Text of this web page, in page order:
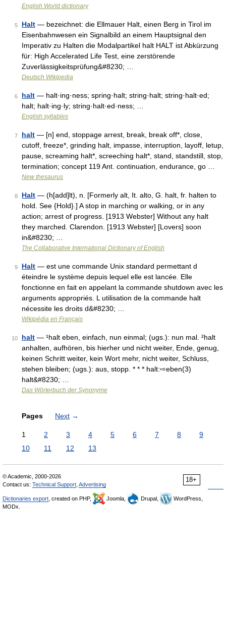
English World dictionary
5 Halt — bezeichnet: die Ellmauer Halt, einen Berg in Tirol im
Eisenbahnwesen ein Signalbild an einem Hauptsignal den
Imperativ zu Halten die Modalpartikel halt HALT ist Abkürzung
für: High Accelerated Life Test, eine zerstörende
Zuverlässigkeitsprüfung&#8230; …
Deutsch Wikipedia
6 halt — halt·ing·ness; spring·halt; string·halt; string·halt·ed;
halt; halt·ing·ly; string·halt·ed·ness; …
English syllables
7 halt — [n] end, stoppage arrest, break, break off*, close,
cutoff, freeze*, grinding halt, impasse, interruption, layoff, letup,
pause, screaming halt*, screeching halt*, stand, standstill, stop,
termination; concept 119 Ant. continuation, endurance, go …
New thesaurus
8 Halt — (h[add]lt), n. [Formerly alt, It. alto, G. halt, fr. halten to
hold. See {Hold}.] A stop in marching or walking, or in any
action; arrest of progress. [1913 Webster] Without any halt
they marched. Clarendon. [1913 Webster] [Lovers] soon
in&#8230; …
The Collaborative International Dictionary of English
9 Halt — est une commande Unix standard permettant d
éteindre le système depuis lequel elle est lancée. Elle
fonctionne en fait en appelant la commande shutdown avec les
arguments appropriés. L utilisation de la commande halt
nécessite les droits d&#8230; …
Wikipédia en Français
10 halt — ¹halt eben, einfach, nun einmal; (ugs.): nun mal. ²halt
anhalten, aufhören, bis hierher und nicht weiter, Ende, genug,
keinen Schritt weiter, kein Wort mehr, nicht weiter, Schluss,
stehen bleiben; (ugs.): aus, stopp. * * * halt:⇨eben(3)
halt&#8230; …
Das Wörterbuch der Synonyme
Pages Next →
1 2 3 4 5 6 7 8
9
10
11 12 13
18+
© Academic, 2000-2026
Contact us: Technical Support Advertising
Dictionaries export , created on PHP, Joomla, Drupal,
WordPress,
MODx.